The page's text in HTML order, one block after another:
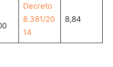
Decreto
8.381/20
14
8,84